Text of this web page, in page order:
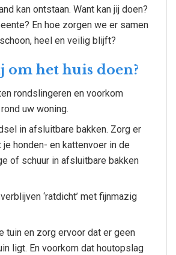
kan ontstaan. Want kan jij doen?
En hoe zorgen we er samen
heel en veilig blijft?
om het huis doen?
rondslingeren en voorkom
uw woning.
in afsluitbare bakken. Zorg er
je honden- en kattenvoer in de
of schuur in afsluitbare bakken
‘ratdicht’ met fijnmazig
tuin en zorg ervoor dat er geen
ligt. En voorkom dat houtopslag